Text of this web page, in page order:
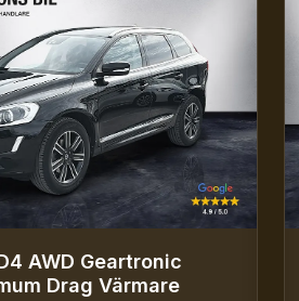
AWD Geartronic
Drag Värmare